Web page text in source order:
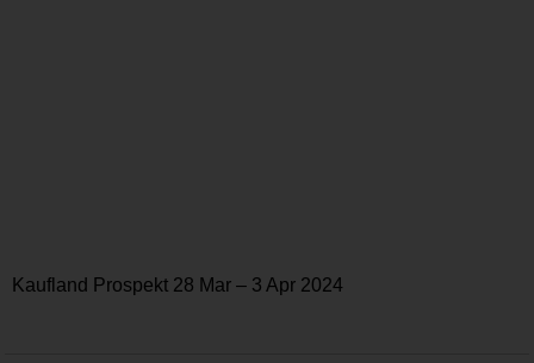
Kaufland Prospekt 28 Mar – 3 Apr 2024